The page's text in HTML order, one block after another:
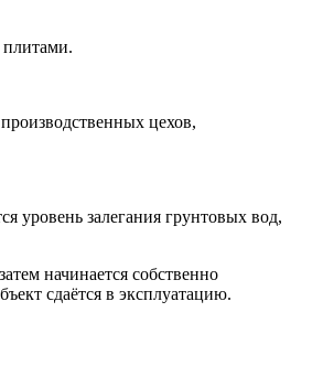
цехов,
уровень залегания грунтовых вод,
начинается собственно
сдаётся в эксплуатацию.